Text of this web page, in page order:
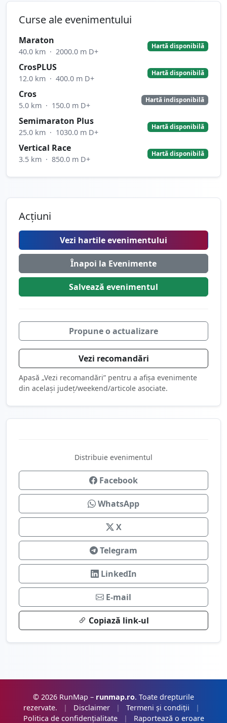
Curse ale evenimentului
Maraton
40.0 km · 2000.0 m D+
Hartă disponibilă
CrosPLUS
12.0 km · 400.0 m D+
Hartă disponibilă
Cros
5.0 km · 150.0 m D+
Hartă indisponibilă
Semimaraton Plus
25.0 km · 1030.0 m D+
Hartă disponibilă
Vertical Race
3.5 km · 850.0 m D+
Hartă disponibilă
Acțiuni
Vezi hartile evenimentului
Înapoi la Evenimente
Salvează evenimentul
Propune o actualizare
Vezi recomandări
Apasă „Vezi recomandări” pentru a afișa evenimente
din același județ/weekend/articole asociate.
Distribuie evenimentul
Facebook
WhatsApp
X
Telegram
LinkedIn
E-mail
Copiază link-ul
© 2026 RunMap – runmap.ro. Toate drepturile
rezervate.
| Disclaimer | Termeni și condiții
|
Politica de confidențialitate
| Raportează o eroare